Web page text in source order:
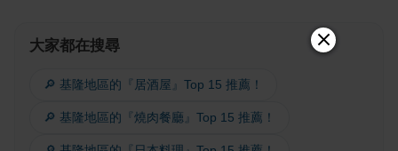
大家都在搜尋
🔎 基隆地區的『居酒屋』Top 15 推薦！
🔎 基隆地區的『燒肉餐廳』Top 15 推薦！